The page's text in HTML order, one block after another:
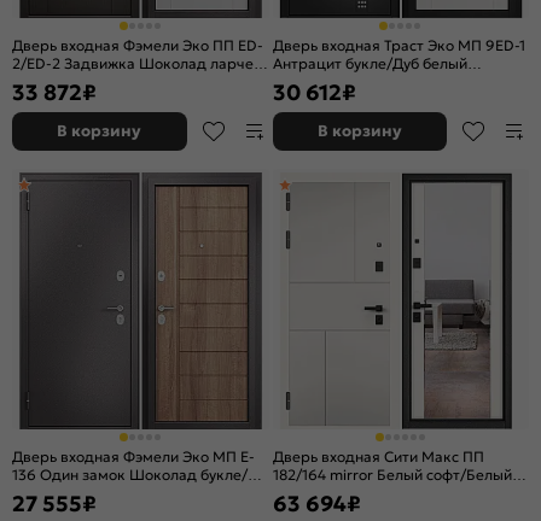
Дверь входная Фэмели Эко ПП ED-
2/ED-2 Задвижка Шоколад ларче/
Дуб белый матовый, 2 замка, с
ночной задвижкой
33 872₽
В корзину
Дверь входная Траст Эко МП 9ED-1
Антрацит букле/Дуб белый
скандинавский, 2 замка
30 612₽
В корзину
Дверь входная Фэмели Эко МП E-
136 Один замок Шоколад букле/
Карамель, 2 замка
27 555₽
Дверь входная Сити Макс ПП
182/164 mirror Белый софт/Белый
софт, с зеркалом, 2 замка, с ночной
задвижкой
63 694₽